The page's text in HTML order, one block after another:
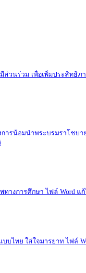
ส่วนร่วม เพื่อเพิ่มประสิทธิภ
ารน้อมนำพระบรมราโชบา
างการศึกษา ไฟล์ Word แ
บไทย ใส่ใจมารยาท ไฟล์